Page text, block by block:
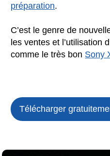
préparation.
C’est le genre de
les ventes et l’utilisation
comme le très bon Sony
Télécharger